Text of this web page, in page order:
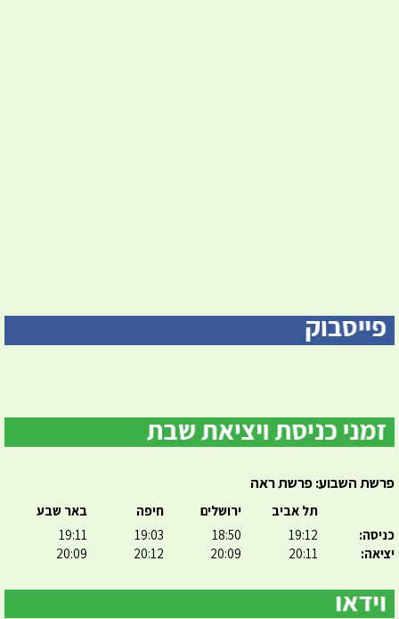
פרשת השבוע: פרשת ראה
כניסה:
יציאה:
תל אביב
19:12
20:11
ירושלים
18:50
20:09
חיפה
19:03
20:12
באר שבע
19:11
20:09